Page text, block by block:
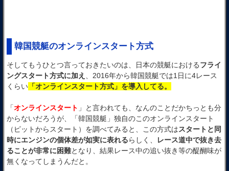
韓国競艇のオンラインスタート方式
そしてもうひとつ言っておきたいのは、日本の競艇におけるフライ
ングスタート方式に加え
、2016年から韓国競艇では1日に4レース
くらい 「オンラインスタート方式」を導入してる。
「オンラインスタート 」と言われても、なんのことだかちっとも分
からないだろうが、「韓国競艇」独自のこのオンラインスタート
（ピットからスタート）を調べてみると、この方式はスタートと同
時にエンジンの個体差が如実に表れるらしく、
レース道中で抜き去
ることが非常に困難となり、結果レース中の追い抜き等の醍醐味が
無くなってしまうんだと。